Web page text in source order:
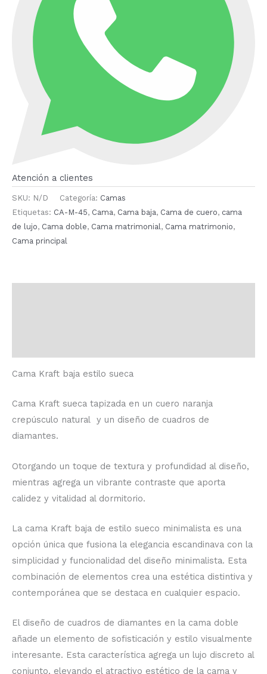
Atención a clientes
SKU: N/D Categoría: Camas
Etiquetas: CA-M-45, Cama, Cama baja, Cama de cuero, cama
de lujo, Cama doble, Cama matrimonial , Cama matrimonio,
Cama principal
Cama Kraft baja estilo sueca
Cama Kraft sueca tapizada en un cuero naranja
crepúsculo natural y un diseño de cuadros de
diamantes.
Otorgando un toque de textura y profundidad al diseño,
mientras agrega un vibrante contraste que aporta
calidez y vitalidad al dormitorio.
La cama Kraft baja de estilo sueco minimalista es una
opción única que fusiona la elegancia escandinava con la
simplicidad y funcionalidad del diseño minimalista. Esta
combinación de elementos crea una estética distintiva y
contemporánea que se destaca en cualquier espacio.
El diseño de cuadros de diamantes en la cama doble
añade un elemento de sofisticación y estilo visualmente
interesante. Esta característica agrega un lujo discreto al
conjunto, elevando el atractivo estético de la cama y